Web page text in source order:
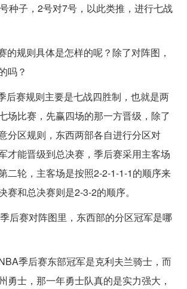
种子，2号对7号，以此类推，进行七战
的规则具体是怎样的呢？除了对阵图，
吗？
后赛规则主要是七战四胜制，也就是两
场比赛，先赢四场的那一方晋级，除了
分区规则，东西两部各自进行分区对
才能晋级到总决赛，季后赛采用主客场
二轮，主客场是按照2-2-1-1-1的顺序来
赛和总决赛则是2-3-2的顺序。
后赛对阵图里，东西部的分区冠军是哪
季后赛东部冠军是克利夫兰骑士，而
勇士，那一年勇士队真的是实力强大，